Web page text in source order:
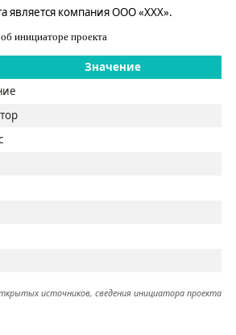
является компанияООО«ХХХ».
инициаторе проекта
Значение
источников, сведения инициатора проекта